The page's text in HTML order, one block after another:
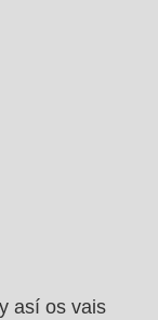
así os vais